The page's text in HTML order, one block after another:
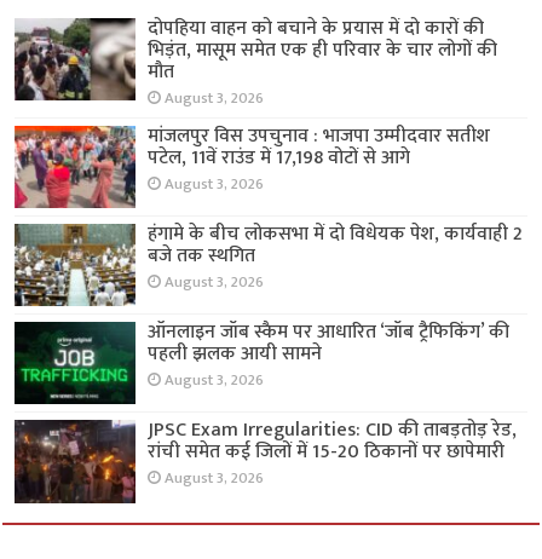
दोपहिया वाहन को बचाने के प्रयास में दो कारों की
भिड़ंत, मासूम समेत एक ही परिवार के चार लोगों की
मौत
August 3, 2026
मांजलपुर विस उपचुनाव : भाजपा उम्मीदवार सतीश
पटेल, 11वें राउंड में 17,198 वोटों से आगे
August 3, 2026
हंगामे के बीच लोकसभा में दो विधेयक पेश, कार्यवाही 2
बजे तक स्थगित
August 3, 2026
ऑनलाइन जॉब स्कैम पर आधारित ‘जॉब ट्रैफिकिंग’ की
पहली झलक आयी सामने
August 3, 2026
JPSC Exam Irregularities: CID की ताबड़तोड़ रेड,
रांची समेत कई जिलों में 15-20 ठिकानों पर छापेमारी
August 3, 2026